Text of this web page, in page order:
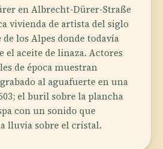
en Albrecht-Dürer-Straße
vivienda de artista del siglo
los Alpes donde todavía
el aceite de linaza. Actores
de época muestran
al aguafuerte en una
el buril sobre la plancha
con un sonido que
lluvia sobre el cristal.